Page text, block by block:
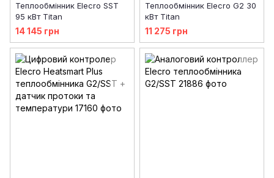
Теплообмінник Elecro SST
95 кВт Titan
14 145 грн
Теплообмінник Elecro G2 30
кВт Titan
11 275 грн